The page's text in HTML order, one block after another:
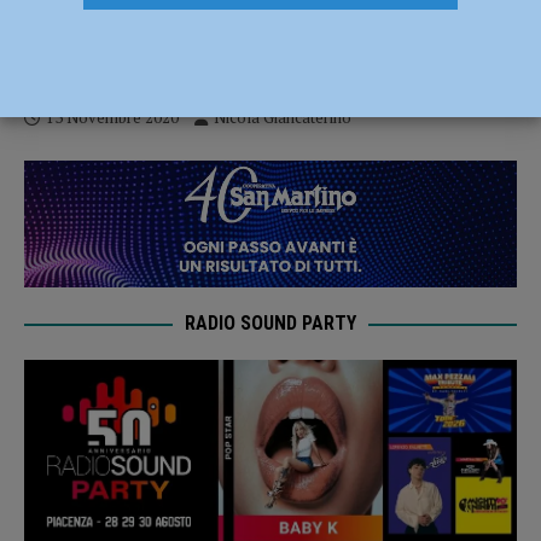
U.S. Fiorenzuola, si torna a giocare con la
13 Novembre 2020 Nicola Giancaterino
RADIO SOUND PARTY